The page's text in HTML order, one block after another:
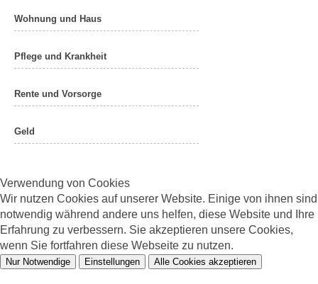
Wohnung und Haus
Pflege und Krankheit
Rente und Vorsorge
Geld
Verwendung von Cookies
Wir nutzen Cookies auf unserer Website. Einige von ihnen sind
notwendig während andere uns helfen, diese Website und Ihre
Erfahrung zu verbessern. Sie akzeptieren unsere Cookies,
wenn Sie fortfahren diese Webseite zu nutzen.
Nur Notwendige Einstellungen Alle Cookies akzeptieren